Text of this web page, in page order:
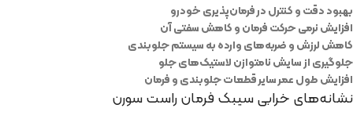
بهبود دقت و کنترل در فرمان‌پذیری خودرو
افزایش نرمی حرکت فرمان و کاهش سفتی آن
کاهش لرزش و ضربه‌های وارده به سیستم جلوبندی
جلوگیری از سایش نامتوازن لاستیک‌های جلو
افزایش طول عمر سایر قطعات جلوبندی و فرمان
نشانه‌های خرابی سیبک فرمان راست سورن